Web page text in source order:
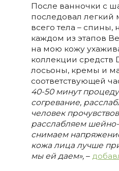
После ванночки с
последовал легкий
всего тела – спины,
каждом из этапов
на мою кожу
коллекции средств
лосьоны, кремы и
соответствующей
40-50 минут
согревание,
человек
расслабляем
снимаем
кожа лица лучше
мы ей даем»,–